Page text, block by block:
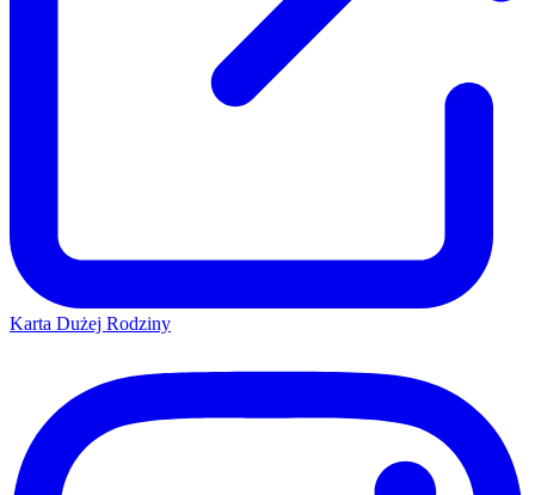
Karta Dużej Rodziny